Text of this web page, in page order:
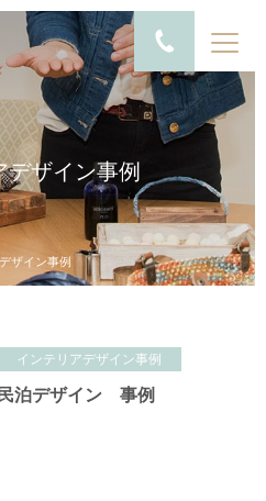
デザイン事例
ザイン事例
インテリアデザイン事例
民泊デザイン 事例